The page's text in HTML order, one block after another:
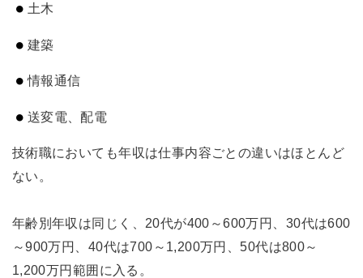
土木
建築
情報通信
送変電、配電
技術職においても年収は仕事内容ごとの違いはほとんど
ない。
年齢別年収は同じく、20代が400～600万円、30代は600
～900万円、40代は700～1,200万円、50代は800～
1,200万円範囲に入る。